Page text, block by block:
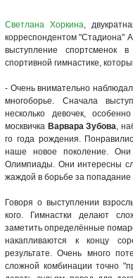
Светлана Хоркина,
корреспондентом "Стадиона"
выступление спортсменок
спортивной гимнастике,
- Очень внимательно
многоборье. Сначала
несколько девочек, особенно
москвичка Варвара Зубова,
го года рождения.
наше новое поколение.
Олимпиады. Они интересны
жаждой в борьбе за
Говоря о выступлении
кого. Гимнастки делают
заметить определённые
накапливаются к концу
результате. Очень много
сложной комбинации точно